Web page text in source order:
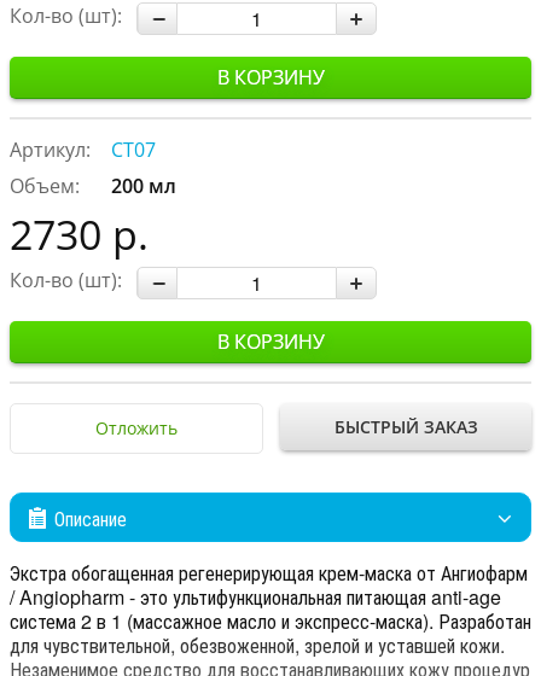
Кол-во (шт):
В КОРЗИНУ
Артикул:
CT07
Объем:
200 мл
2730 р.
Кол-во (шт):
В КОРЗИНУ
Отложить БЫСТРЫЙ ЗАКАЗ
Описание
Экстра обогащенная регенерирующая крем-маска от Ангиофарм
/ Angiopharm - это ультифункциональная питающая anti-age
система 2 в 1 (массажное масло и экспресс-маска). Разработан
для чувствительной, обезвоженной, зрелой и уставшей кожи.
Незаменимое средство для восстанавливающих кожу процедур